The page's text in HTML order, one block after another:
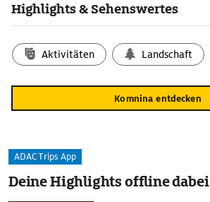
Highlights & Sehenswertes
Aktivitäten Landschaft
Komnina entdecken
ADAC Trips App
Deine Highlights offline dabei